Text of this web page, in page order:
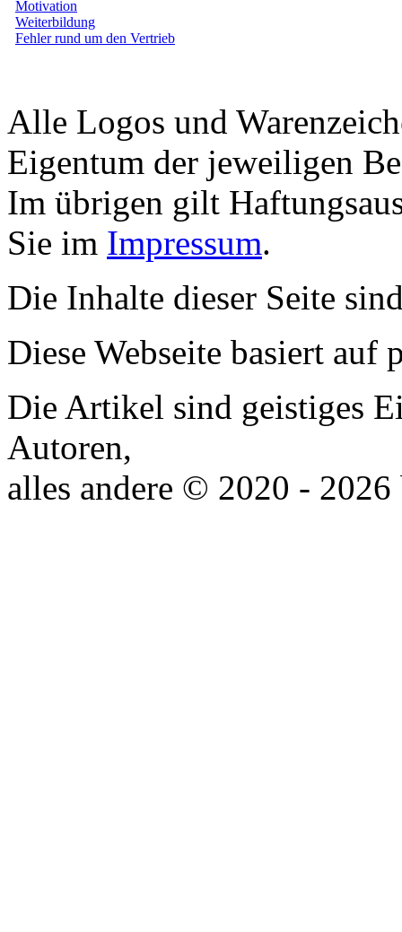
Motivation
Weiterbildung
Fehler rund um den Vertrieb
Alle Logos und
Eigentum der jeweiligen
Im übrigen gilt
Sie im Impressum.
Die Inhalte dieser Seite
Diese Webseite basiert auf
Die Artikel sind geistiges
Autoren,
alles andere © 2020 -